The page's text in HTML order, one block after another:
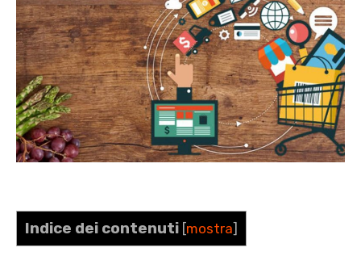
Indice dei contenuti [mostra]